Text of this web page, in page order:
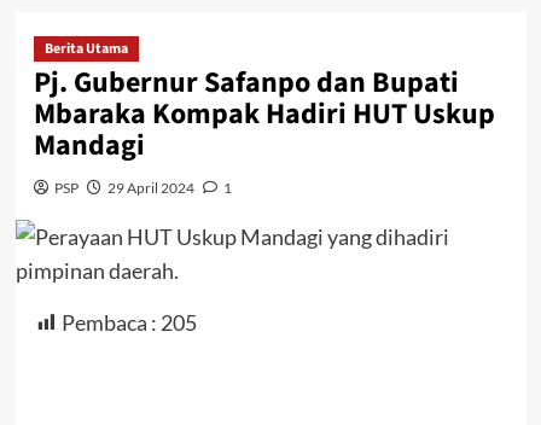
Berita Utama
Pj. Gubernur Safanpo dan Bupati
Mbaraka Kompak Hadiri HUT Uskup
Mandagi
PSP 29 April 2024 1
Pembaca : 205